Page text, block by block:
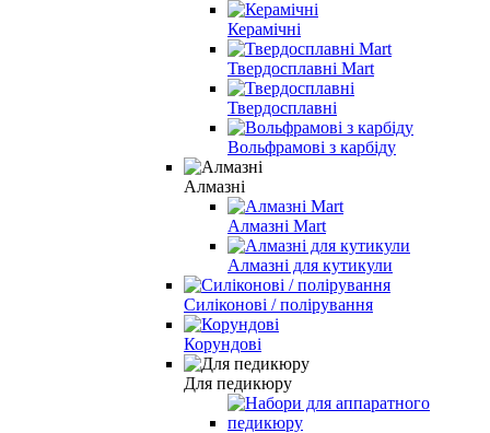
Керамічні
Твердосплавні Mart
Твердосплавні
Вольфрамові з карбіду
Алмазні
Алмазні Mart
Алмазні для кутикули
Силіконові / полірування
Корундові
Для педикюру